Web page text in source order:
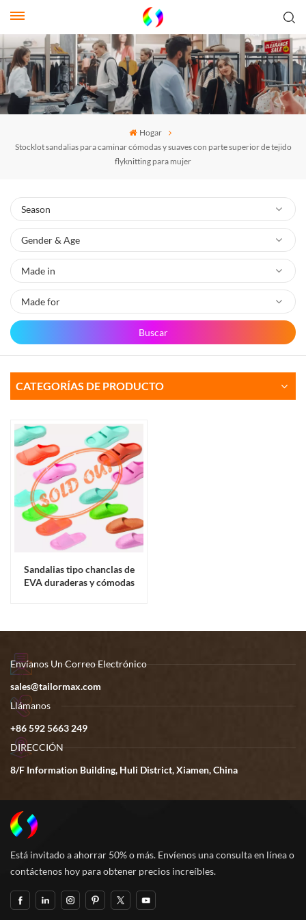
Hogar
Stocklot sandalias para caminar cómodas y suaves con parte superior de tejido
flyknitting para mujer
Buscar
CATEGORÍAS DE PRODUCTO
Sandalias tipo chanclas de
EVA duraderas y cómodas
Envíanos Un Correo Electrónico
sales@tailormax.com
Llámanos
+86 592 5663 249
DIRECCIÓN
8/F Information Building, Huli District, Xiamen, China
Está invitado a ahorrar 50% o más. Envíenos una consulta en línea o
contáctenos hoy para obtener precios increíbles.